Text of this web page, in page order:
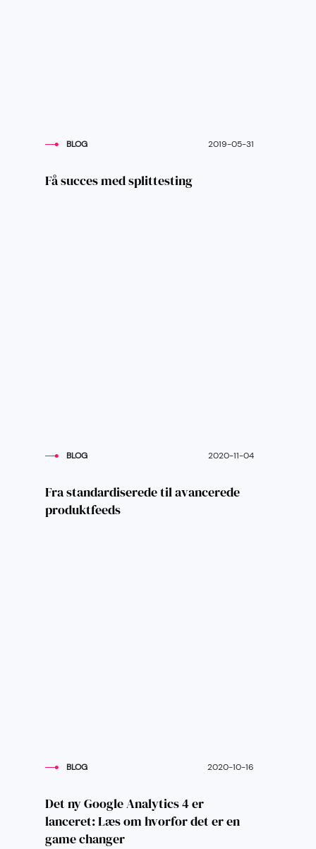
BLOG 2019-05-31
Få succes med splittesting
BLOG 2020-11-04
Fra standardiserede til avancerede
produktfeeds
BLOG 2020-10-16
Det ny Google Analytics 4 er
lanceret: Læs om hvorfor det er en
game changer